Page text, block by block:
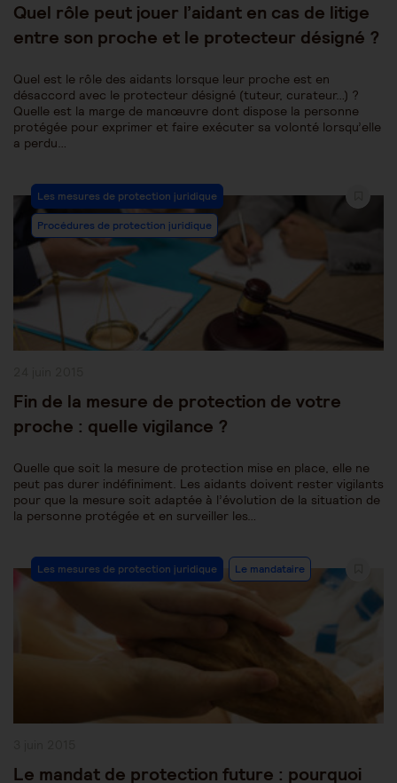
Quel rôle peut jouer l’aidant en cas de litige
entre son proche et le protecteur désigné ?
Quel est le rôle des aidants lorsque leur proche est en
désaccord avec le protecteur désigné (tuteur, curateur…) ?
Quelle est la marge de manœuvre dont dispose la personne
protégée pour exprimer et faire exécuter sa volonté lorsqu’elle
a perdu…
Post
Category:
Les mesures de protection juridique
Procédures de protection juridique
Fin de la mesure de protection de votre
proche : quelle vigilance ?
Quelle que soit la mesure de protection mise en place, elle ne
peut pas durer indéfiniment. Les aidants doivent rester vigilants
pour que la mesure soit adaptée à l’évolution de la situation de
la personne protégée et en surveiller les…
Post
Category:
Les mesures de protection juridique Le mandataire
Le mandat de protection future : pourquoi